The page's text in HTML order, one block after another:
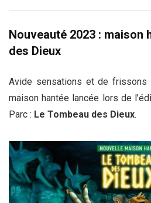
Nouveauté 2023 : maison
des Dieux
Avide sensations et de frissons
maison hantée lancée lors de
Parc : Le Tombeau des Dieux.